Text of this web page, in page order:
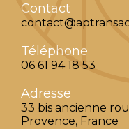
Contact
Téléphone
06 61 94 18 53
Adresse
33 bis ancienne
Provence, France